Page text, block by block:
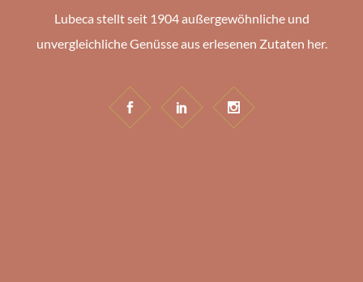
Lubeca stellt seit 1904 außergewöhnliche und
unvergleichliche Genüsse aus erlesenen Zutaten her.